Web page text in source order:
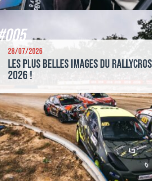
28/07/2026
Les plus belles images du
2026 !